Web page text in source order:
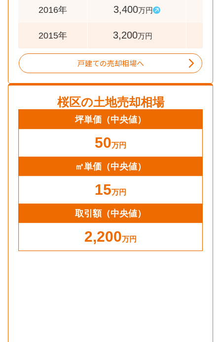
2016年 3,400万円
2015年 3,200万円
戸建ての売却相場へ
桜区の土地売却相場
坪単価 （中央値）
50万円
㎡単価 （中央値）
15万円
取引額（中央値）
2,200万円